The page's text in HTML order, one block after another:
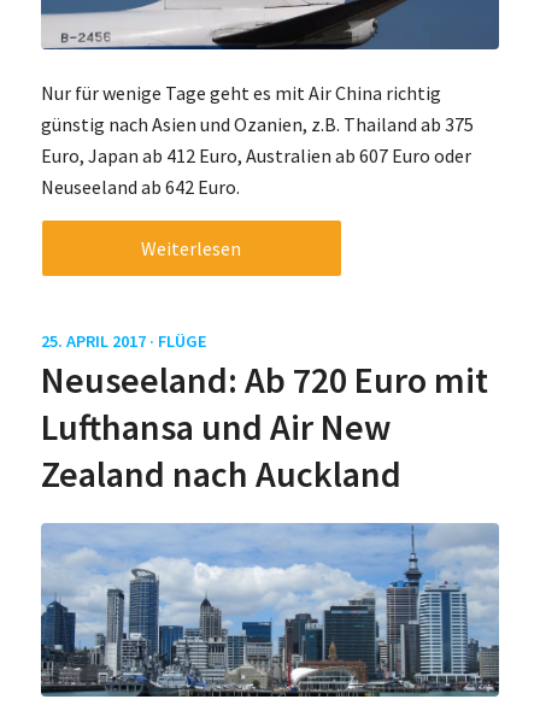
Nur für wenige Tage geht es mit Air China richtig
günstig nach Asien und Ozanien, z.B. Thailand ab 375
Euro, Japan ab 412 Euro, Australien ab 607 Euro oder
Neuseeland ab 642 Euro.
Weiterlesen
25. APRIL 2017 · FLÜGE
Neuseeland: Ab 720 Euro mit
Lufthansa und Air New
Zealand nach Auckland